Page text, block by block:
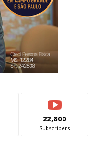
22,800
Subscribers